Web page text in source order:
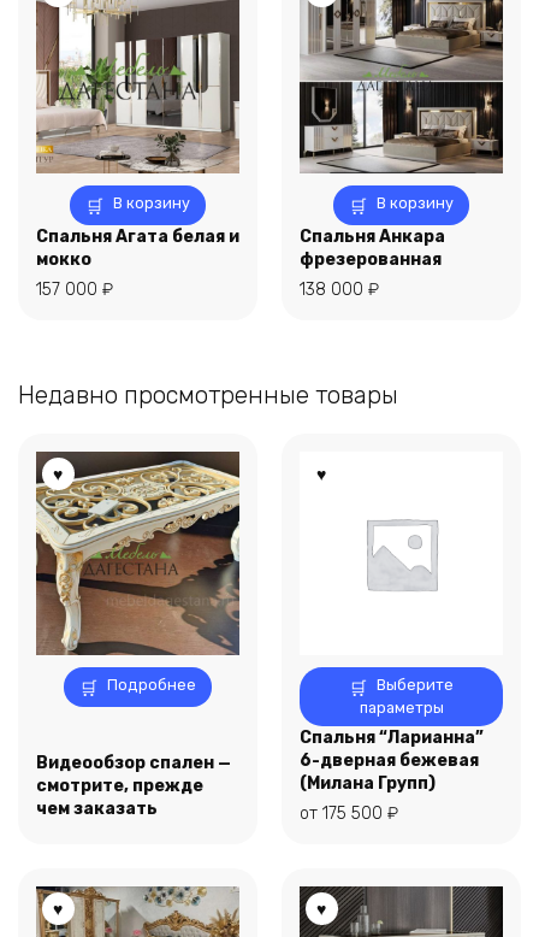
В корзину
Спальня Агата белая и
мокко
157 000 ₽
В корзину
Спальня Анкара
фрезерованная
138 000 ₽
Недавно просмотренные товары
Подробнее
Видеообзор спален —
смотрите, прежде
чем заказать
Выберите
параметры
Этот
товар
имеет
несколько
вариаций.
странице
товара.
Спальня “Ларианна”
6-дверная бежевая
(Милана Групп)
от 175 500 ₽